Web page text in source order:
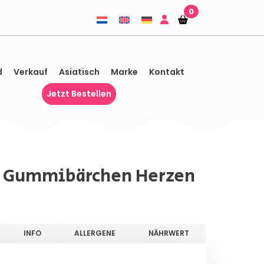
Einkaufskorb
Einkaufskorb
0
Verkauf Asiatisch Marke
Kontakt
Jetzt Bestellen
Herzen
INFO ALLERGENE NÄHRWERT